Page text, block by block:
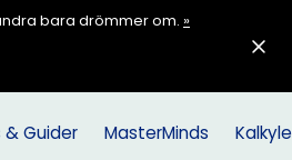
bara drömmer om. »
& Guider MasterMinds